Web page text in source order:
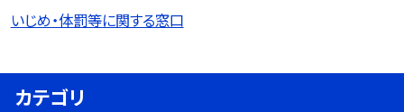
いじめ・体罰等に関する窓口
カテゴリ